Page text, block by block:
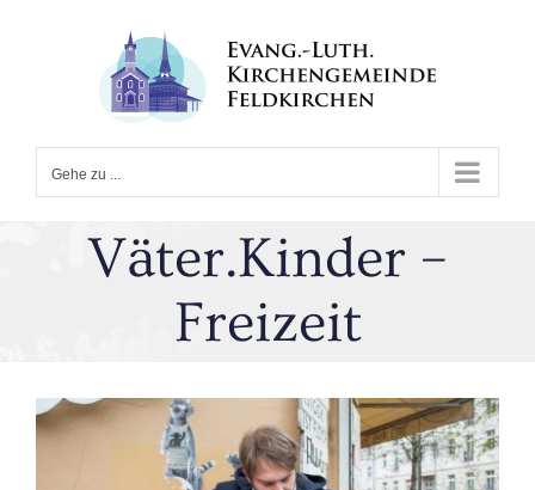
Gehe zu ...
Väter.Kinder –
Freizeit